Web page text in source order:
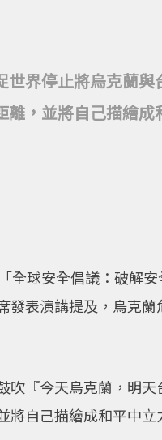
界停止將烏克蘭
離，並將自己描繪
球安全倡議：破解
表演講提及，烏克
吹『今天烏克蘭，明
自己描繪成和平中立